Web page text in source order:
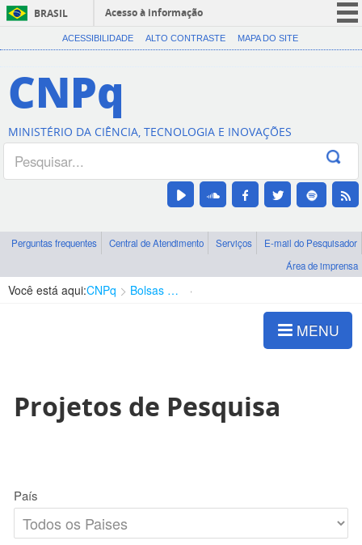
BRASIL
Acesso à informação
CORONAVÍRUS (COVID-19)
Canais
ACESSIBILIDADE ALTO CONTRASTE MAPA DO SITE
CNPq
MINISTÉRIO DA CIÊNCIA, TECNOLOGIA E INOVAÇÕES
Perguntas frequentes Central de Atendimento Serviços
E-mail do Pesquisador
Área de imprensa
Você está aqui:CNPq Bolsas e Auxílios Vigentes
MENU
Projetos de Pesquisa
País